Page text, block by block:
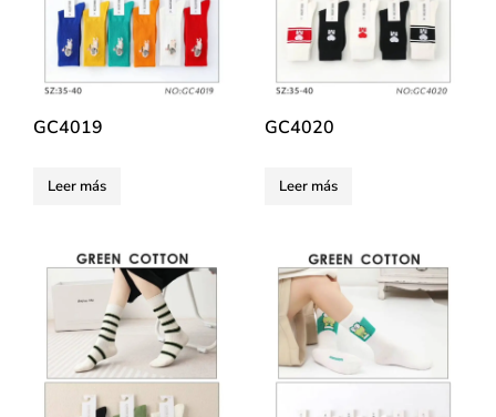
GC4019
Leer más
GC4020
Leer más